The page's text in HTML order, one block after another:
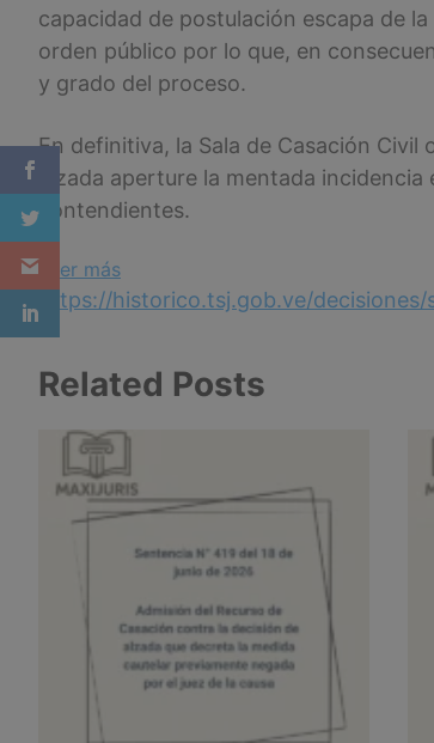
capacidad de postulación escapa de
orden público por lo que, en
y grado del proceso.
En definitiva, la Sala de Casación
alzada aperture la mentada
contendientes.
Leer más:
Sentencia
del
de
febrero
de
Carácter
de
orden
público
https://historico.tsj.gob.ve/
Related Posts